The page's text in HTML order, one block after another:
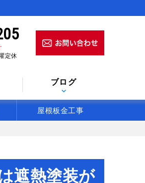
定休
ブログ
屋根板金工事
遮熱塗装が